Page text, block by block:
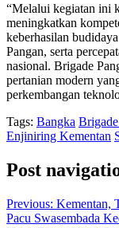
“Melalui kegiatan ini
meningkatkan
keberhasilan
Pangan, serta
nasional. Brigade
pertanian modern
perkembangan
Tags: Bangka
Enjiniring Kementan
Post
Previous: Kementan,
Pacu Swasembada